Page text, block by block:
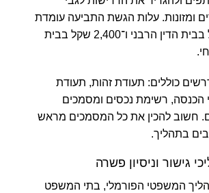
ומזונות. עלות הגשת התביעה עומדת
בבית הדין הרבני ו־2,400 שקל
בבית
כוללים: תעודת זהות, תעודת
הכנסה, רשימת נכסים ומסמכים
חשוב להכין את כל המסמכים מראש
בתהליך.
גישור וניסיון פשרה
המשפטי הפורמלי, בתי המשפט